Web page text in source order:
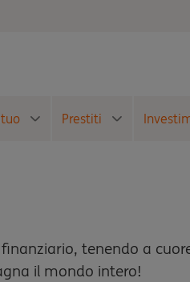
Prestiti
tenendo a
il mondo intero!